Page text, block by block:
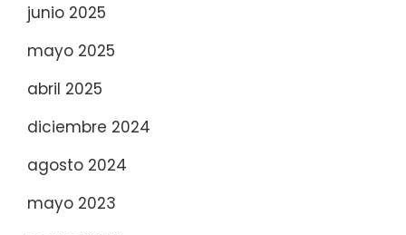
junio 2025
mayo 2025
abril 2025
diciembre 2024
agosto 2024
mayo 2023